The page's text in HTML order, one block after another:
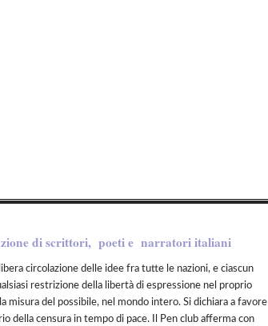
di scrittori, poeti e narratori italiani
circolazione delle idee fra tutte le nazioni, e ciascun
restrizione della libertà di espressione nel proprio
misura del possibile, nel mondo intero. Si dichiara a favore
della censura in tempo di pace. Il Pen club afferma con